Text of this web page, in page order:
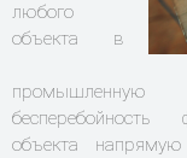
любого
объекта в
промышленную
бесперебойность
объекта